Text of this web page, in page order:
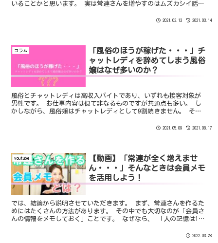
いることかと思います。 実は常連さんを増やすのはムズカシイ話で
2021.03.13 2021.03.14
コラム
「風俗のほうが稼げた・・・」チ
ャットレディを辞めてしまう風俗
嬢はなぜ多いのか？
風俗とチャットレディは高収入バイトであり、いずれも接客対象が
男性です。 お仕事内容は似て非なるものですが共通点も多い。 し
かしながら、風俗嬢はチャットレディとして9割続きません。 その
2021.05.09 2021.08.17
youtube
【動画】「常連が全く増えませ
ん・・・」そんなときは会員メモ
を活用しよう！
では、結論から説明させていただきます。 まず、常連さんを作るた
めにはたくさんの方法があります。 その中でも大切なのが「会員さ
んの情報をメモしておく」ことです。 なぜなら、 「人の記憶は1日
2022.03.28